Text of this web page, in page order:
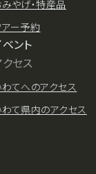
みやげ・特産品
アー予約
ント
セス
わてへのアクセス
わて県内のアクセス